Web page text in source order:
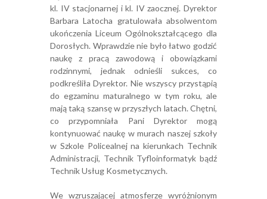
kl. IV stacjonarnej i kl. IV zaocznej. Dyrektor
Barbara Latocha gratulowała absolwentom
ukończenia Liceum Ogólnokształcącego dla
Dorosłych. Wprawdzie nie było łatwo godzić
naukę z pracą zawodową i obowiązkami
rodzinnymi, jednak odnieśli sukces, co
podkreśliła Dyrektor. Nie wszyscy przystąpią
do egzaminu maturalnego w tym roku, ale
mają taką szansę w przyszłych latach. Chętni,
co przypomniała Pani Dyrektor mogą
kontynuować naukę w murach naszej szkoły
w Szkole Policealnej na kierunkach Technik
Administracji, Technik Tyfloinformatyk bądź
Technik Usług Kosmetycznych.
We wzruszającej atmosferze wyróżnionym